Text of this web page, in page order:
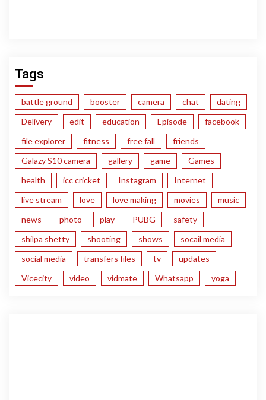
Tags
battle ground booster camera chat
dating
Delivery
edit education Episode
facebook
file explorer
fitness free fall
friends
Galazy S10 camera
gallery game
Games
health
icc cricket Instagram
Internet
live stream
love love making movies
music
news
photo play PUBG
safety
shilpa shetty
shooting shows
socail media
social media
transfers files tv
updates
Vicecity
video vidmate Whatsapp yoga